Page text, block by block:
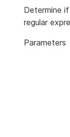
Determine
regular
Parameters